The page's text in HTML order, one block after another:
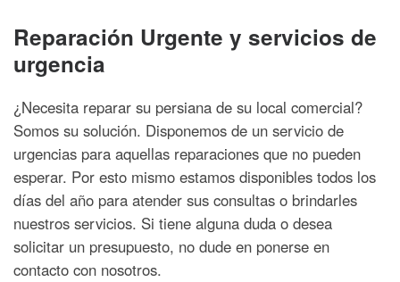
Reparación Urgente y servicios de
urgencia
¿Necesita reparar su persiana de su local comercial?
Somos su solución. Disponemos de un servicio de
urgencias para aquellas reparaciones que no pueden
esperar. Por esto mismo estamos disponibles todos los
días del año para atender sus consultas o brindarles
nuestros servicios. Si tiene alguna duda o desea
solicitar un presupuesto, no dude en ponerse en
contacto con nosotros.